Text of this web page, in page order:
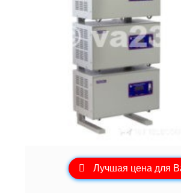
Лучшая цена для